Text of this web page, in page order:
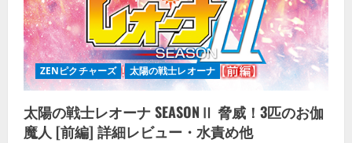
ZENピクチャーズ 太陽の戦士レオーナ
太陽の戦士レオーナ SEASONⅡ 脅威！3匹のお伽
魔人 [前編] 詳細レビュー・水責め他